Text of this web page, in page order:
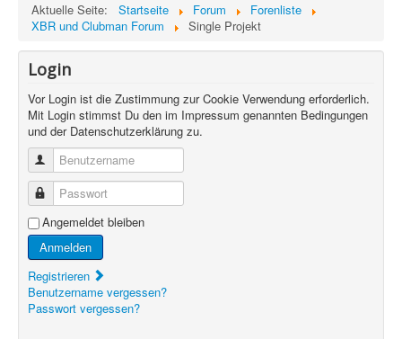
Aktuelle Seite:
Startseite Forum
Forenliste
XBR und Clubman Forum
Single Projekt
Login
Vor Login ist die Zustimmung zur Cookie Verwendung erforderlich.
Mit Login stimmst Du den im Impressum genannten Bedingungen
und der Datenschutzerklärung zu.
Benutzername
Passwort
Angemeldet bleiben
Anmelden
Registrieren
Benutzername vergessen?
Passwort vergessen?